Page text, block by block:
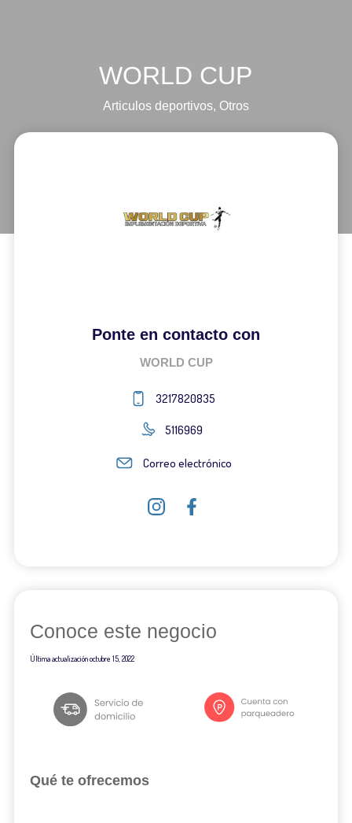
WORLD CUP
Articulos deportivos, Otros
Ponte en contacto con
WORLD CUP
3217820835
5116969
Correo electrónico
Conoce este negocio
Última actualizaciónoctubre 15, 2022
Qué te ofrecemos